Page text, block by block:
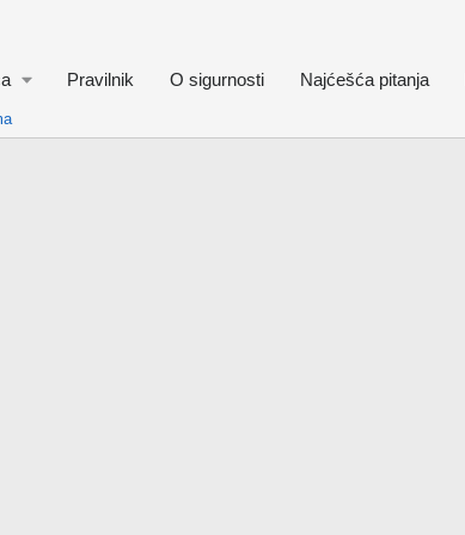
Pravilnik O sigurnosti Najćešća pitanja